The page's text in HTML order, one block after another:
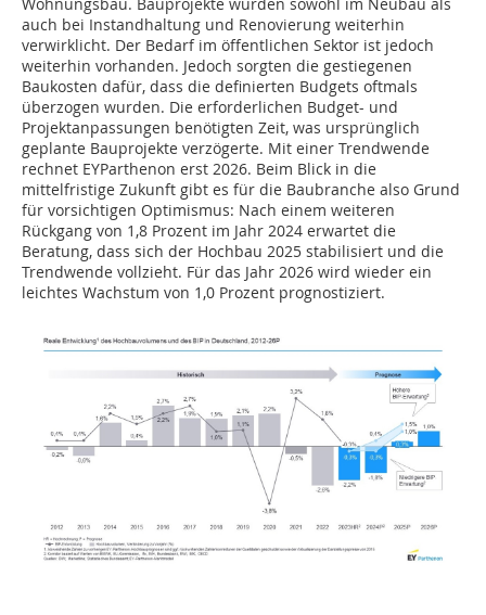
auch bei Instandhaltung und Renovierung weiterhin
verwirklicht. Der Bedarf im öffentlichen Sektor ist jedoch
weiterhin vorhanden. Jedoch sorgten die gestiegenen
Baukosten dafür, dass die definierten Budgets oftmals
überzogen wurden. Die erforderlichen Budget- und
Projektanpassungen benötigten Zeit, was ursprünglich
geplante Bauprojekte verzögerte. Mit einer Trendwende
rechnet EYParthenon erst 2026. Beim Blick in die
mittelfristige Zukunft gibt es für die Baubranche also Grund
für vorsichtigen Optimismus: Nach einem weiteren
Rückgang von 1,8 Prozent im Jahr 2024 erwartet die
Beratung, dass sich der Hochbau 2025 stabilisiert und die
Trendwende vollzieht. Für das Jahr 2026 wird wieder ein
leichtes Wachstum von 1,0 Prozent prognostiziert.